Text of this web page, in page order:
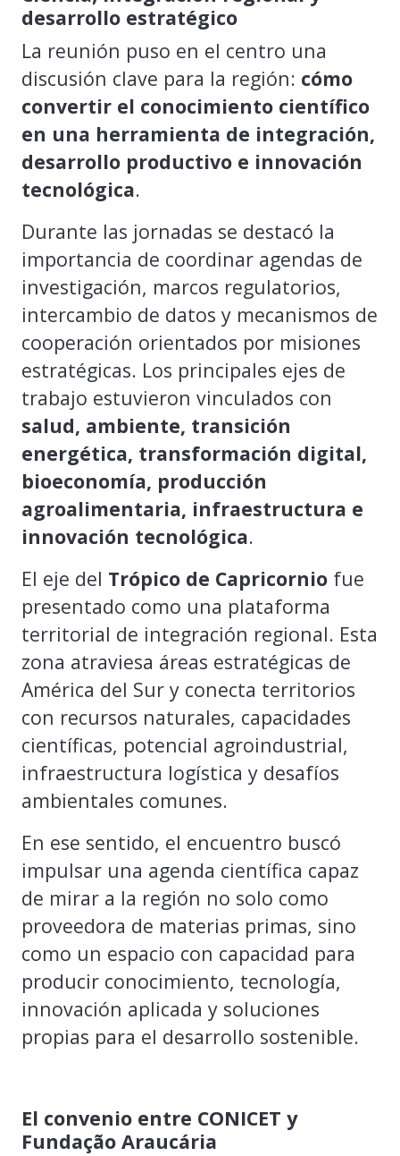
desarrollo estratégico
La reunión puso en el centro una
discusión clave para la región: cómo
convertir el conocimiento científico
en una herramienta de integración,
desarrollo productivo e innovación
tecnológica.
Durante las jornadas se destacó la
importancia de coordinar agendas de
investigación, marcos regulatorios,
intercambio de datos y mecanismos de
cooperación orientados por misiones
estratégicas. Los principales ejes de
trabajo estuvieron vinculados con
salud, ambiente, transición
energética, transformación digital,
bioeconomía, producción
agroalimentaria, infraestructura e
innovación tecnológica.
El eje del Trópico de Capricornio fue
presentado como una plataforma
territorial de integración regional. Esta
zona atraviesa áreas estratégicas de
América del Sur y conecta territorios
con recursos naturales, capacidades
científicas, potencial agroindustrial,
infraestructura logística y desafíos
ambientales comunes.
En ese sentido, el encuentro buscó
impulsar una agenda científica capaz
de mirar a la región no solo como
proveedora de materias primas, sino
como un espacio con capacidad para
producir conocimiento, tecnología,
innovación aplicada y soluciones
propias para el desarrollo sostenible.
El convenio entre CONICET y
Fundação Araucária